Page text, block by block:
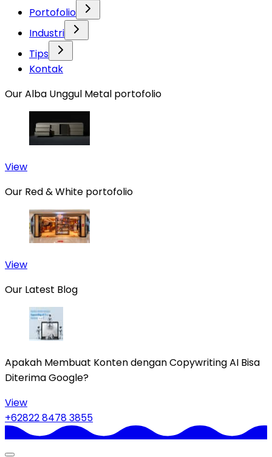
Portofolio
Industri
Tips
Kontak
Our Alba Unggul Metal portofolio
View
Our Red & White portofolio
View
Our Latest Blog
Apakah Membuat Konten dengan Copywriting AI Bisa
Diterima Google?
View
+62822 8478 3855